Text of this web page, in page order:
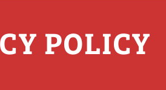
POLICY